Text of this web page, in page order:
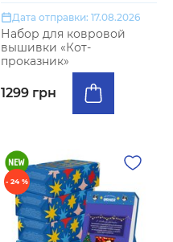
Дата отправки: 17.08.2026
Набор для ковровой
вышивки «Кот-
проказник»
1299 грн
- 24 %